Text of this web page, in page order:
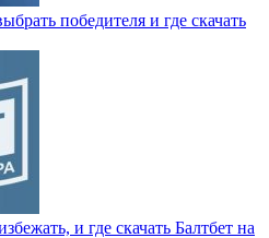
победителя и где скачать
и где скачать Балтбет на